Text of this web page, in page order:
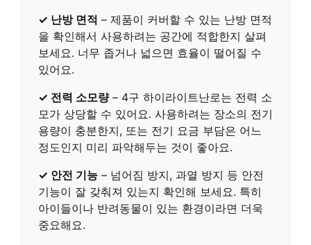
✓ 난방 면적 – 제품이 커버할 수 있는 난방 면적
을 확인해서 사용하려는 공간에 적합한지 살펴
보세요. 너무 좁거나 넓으면 효율이 떨어질 수
있어요.
✓ 전력 소모량– 4구 하이라이트난로는 전력 소
모가 상당할 수 있어요. 사용하려는 장소의 전기
용량이 충분한지, 또는 전기 요금 부담은 어느
정도인지 미리 파악해두는 것이 좋아요.
✓ 안전 기능 – 넘어짐 방지, 과열 방지 등 안전
기능이 잘 갖춰져 있는지 확인해 보세요. 특히
아이들이나 반려동물이 있는 환경이라면 더욱
중요해요.